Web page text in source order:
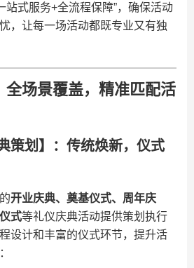
站式服务+全流程保障”，确保活动
，让每一场活动都既专业又有独
全场景覆盖，精准匹配活
策划】：传统焕新，仪式
​开业庆典、奠基仪式、周年庆
式​​等礼仪庆典活动提供策划执行
设计和丰富的仪式环节，提升活